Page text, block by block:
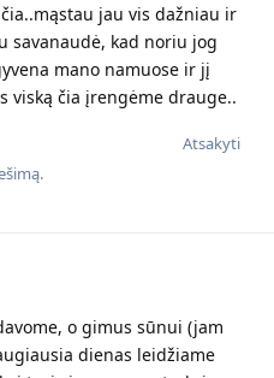
jau vis dažniau ir
savanaudė, kad noriu jog
mano namuose ir jį
viską čia įrengėme drauge..
Atsakyti
o gimus sūnui (jam
dienas leidžiame